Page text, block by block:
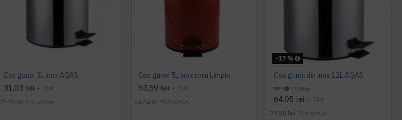
Cos gunoi 3L inox AQAS
31,03 lei + TVA
37,55 lei TVA inclus
Cos gunoi 5L inox rosu Limpio
53,59 lei + TVA
64,84 lei TVA inclus
-17 %
Cos gunoi din inox 12L AQAS
PRP 77,20 lei
64,05 lei + TVA
77,50 lei TVA inclus